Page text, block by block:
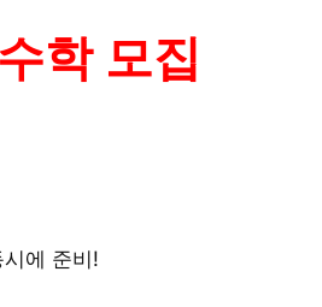
학 모집
에 준비!